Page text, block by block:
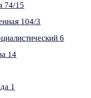
74/15
104/3
6
14
1